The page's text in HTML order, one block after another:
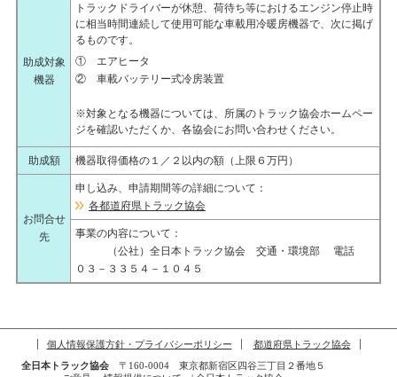
助成対象
機器
トラックドライバーが休憩、荷待ち等におけるエンジン停止時
に相当時間連続して使用可能な車載用冷暖房機器で、次に掲げ
るものです。
① エアヒータ
② 車載バッテリー式冷房装置
※対象となる機器については、所属のトラック協会ホームペー
ジを確認いただくか、各協会にお問い合わせください。
助成額 機器取得価格の１／２以内の額（上限６万円）
お問合せ
先
申し込み、申請期間等の詳細について：
各都道府県トラック協会
事業の内容について：
（公社）全日本トラック協会 交通・環境部 電話
０３－３３５４－１０４５
個人情報保護方針・プライバシーポリシー
都道府県トラック協会
全日本トラック協会〒160-0004 東京都新宿区四谷三丁目２番地５